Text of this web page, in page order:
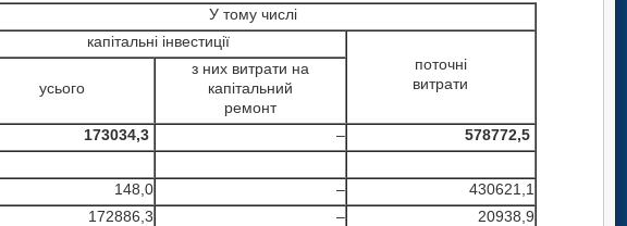
У тому числі
капітальні інвестиції
поточні
витрати
усього
з них витрати на
капітальний
ремонт
173034,3 –
578772,5
148,0 –
430621,1
172886,3 –
20938,9